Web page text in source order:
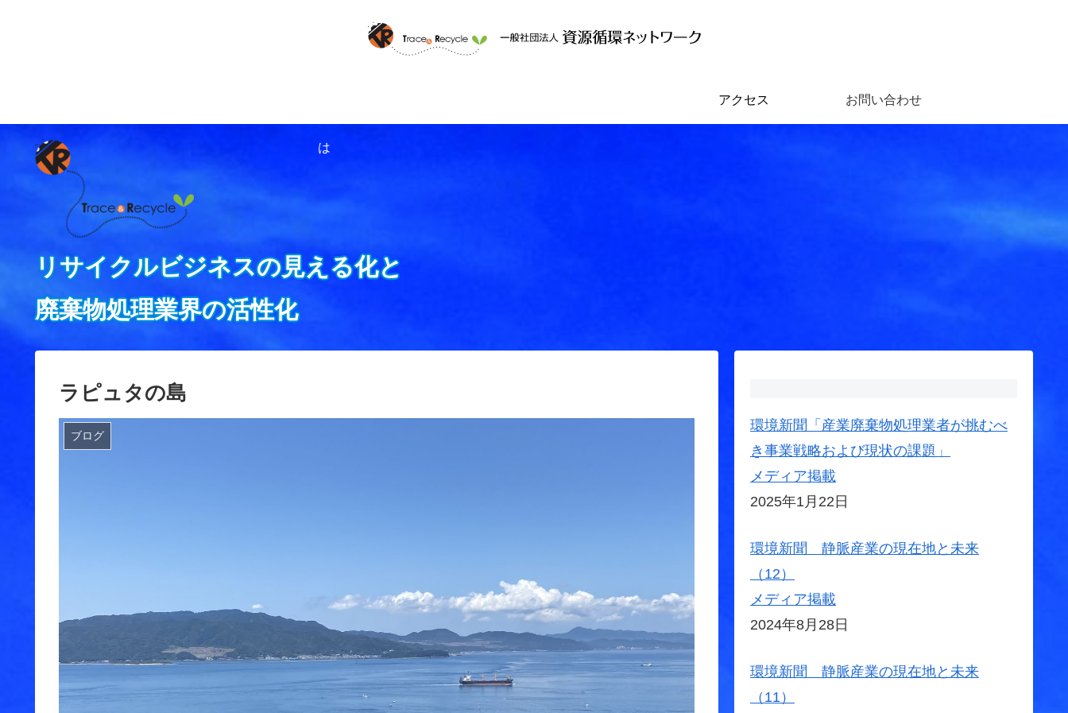
は
アクセス お問い合わせ
リサイクルビジネスの見える化と
廃棄物処理業界の活性化
ラピュタの島
ブログ
環境新聞「産業廃棄物処理業者が挑むべ
き事業戦略および現状の課題」
メディア掲載
2025年1月22日
環境新聞 静脈産業の現在地と未来
（12）
メディア掲載
2024年8月28日
環境新聞 静脈産業の現在地と未来
（11）